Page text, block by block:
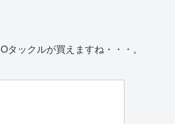
タックルが買えますね・・・。